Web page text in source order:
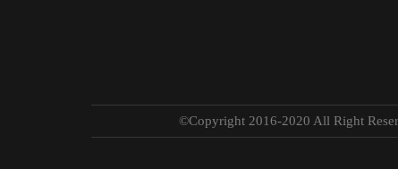
©Copyright 2016-2020 All Right